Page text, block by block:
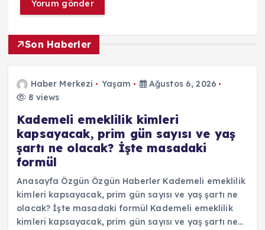
Son Haberler
Haber Merkezi Yaşam
Ağustos 6, 2026
8 views
Kademeli emeklilik kimleri
kapsayacak, prim gün sayısı ve yaş
şartı ne olacak? İşte masadaki
formül
Anasayfa Özgün Özgün Haberler Kademeli emeklilik
kimleri kapsayacak, prim gün sayısı ve yaş şartı ne
olacak? İşte masadaki formül Kademeli emeklilik
kimleri kapsayacak, prim gün sayısı ve yaş şartı ne…